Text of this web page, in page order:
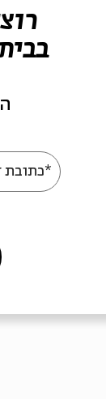
"קס"
המסורת,
כשיהודי
שניתנו
הרבנות.
חדשים
הצטרפו
*כתובת